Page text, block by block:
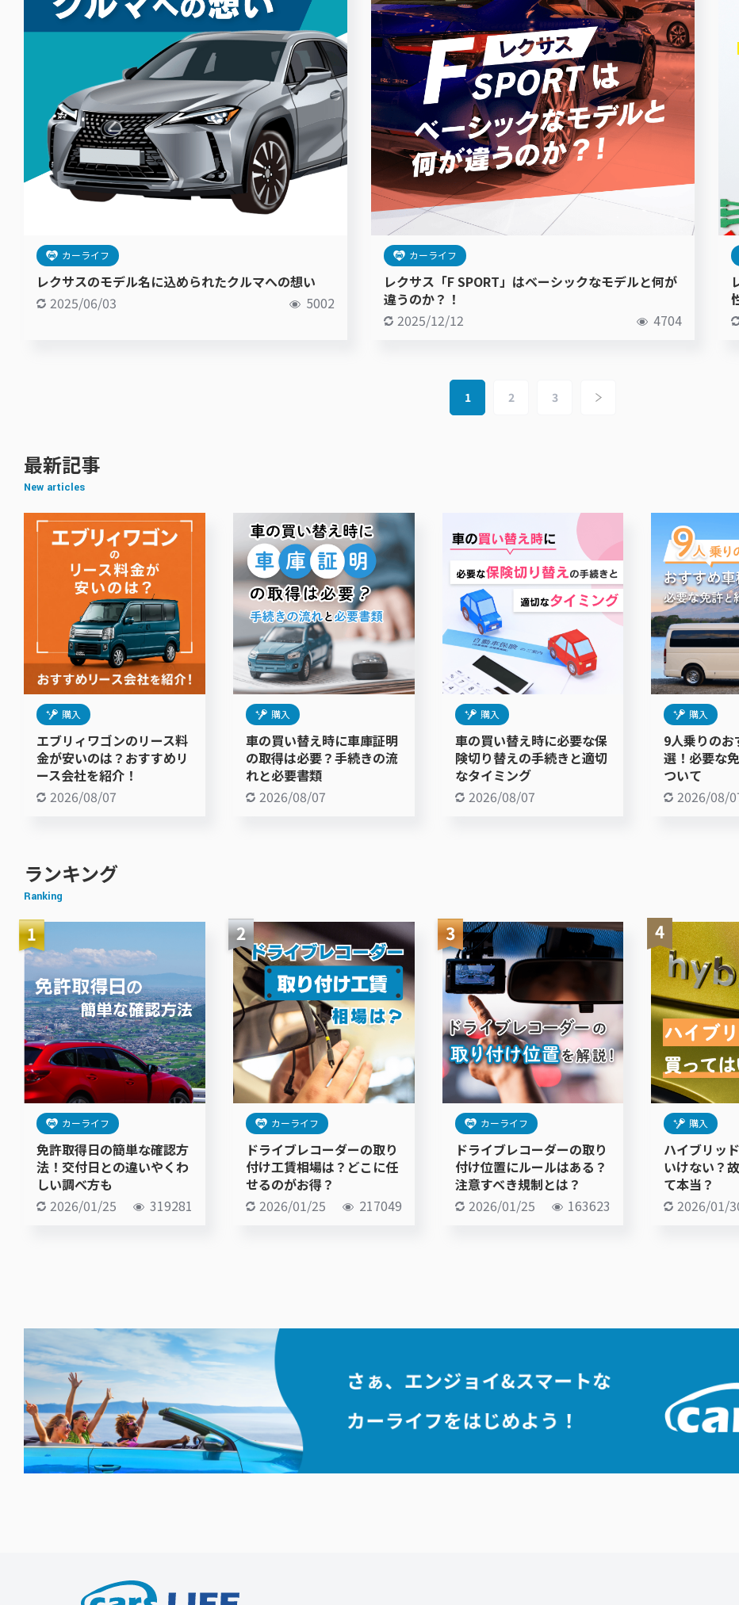
カーライフ
レクサスのモデル名に込められたクルマへの想い
2025/06/03
5002
カーライフ
レクサス「F SPORT」はベーシックなモデルと何が
違うのか？！
2025/12/12
4704
1 2 3
最新記事
New articles
購入
エブリィワゴンのリース料
金が安いのは？おすすめリ
ース会社を紹介！
2026/08/07
購入
車の買い替え時に車庫証明
の取得は必要？手続きの流
れと必要書類
2026/08/07
購入
車の買い替え時に必要な保
険切り替えの手続きと適切
なタイミング
2026/08/07
購入
9人乗りの
選！必要な
ついて
2026/08/
ランキング
Ranking
カーライフ
免許取得日の簡単な確認方
法！交付日との違いやくわ
しい調べ方も
2026/01/25
319281
カーライフ
ドライブレコーダーの取り
付け工賃相場は？どこに任
せるのがお得？
2026/01/25
217049
カーライフ
ドライブレコーダーの取り
付け位置にルールはある？
注意すべき規制とは？
2026/01/25
163623
購入
ハイブリッ
いけない？
て本当？
2026/01/